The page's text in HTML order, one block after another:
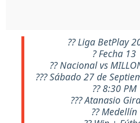
?? Liga BetPlay
? Fecha 13
?? Nacional vs
??? Sábado 27 de
?? 8:30 PM
??? Atanasio
?? Medellín